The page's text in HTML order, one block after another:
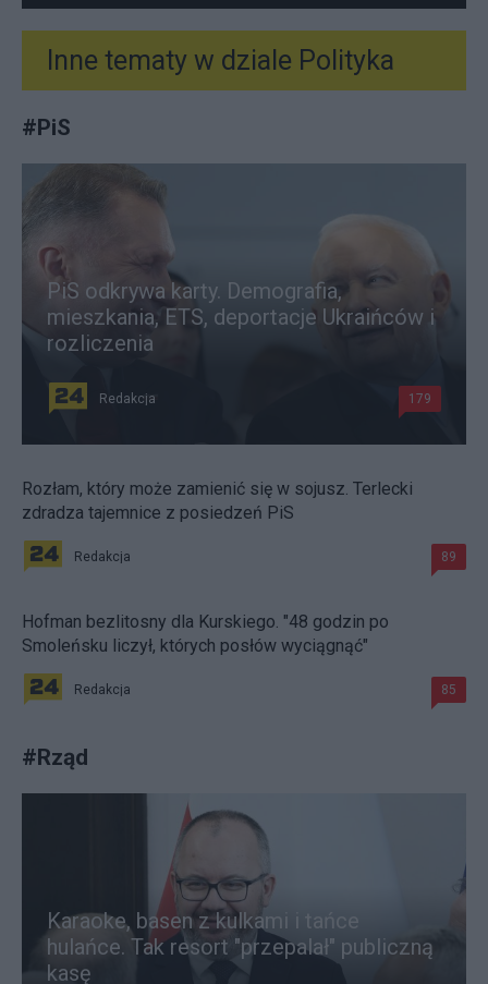
Inne tematy w dziale Polityka
#PiS
PiS odkrywa karty. Demografia,
mieszkania, ETS, deportacje Ukraińców i
rozliczenia
Redakcja 179
Rozłam, który może zamienić się w sojusz. Terlecki
zdradza tajemnice z posiedzeń PiS
Redakcja 89
Hofman bezlitosny dla Kurskiego. "48 godzin po
Smoleńsku liczył, których posłów wyciągnąć"
Redakcja 85
#Rząd
Karaoke, basen z kulkami i tańce
hulańce. Tak resort "przepalał" publiczną
kasę